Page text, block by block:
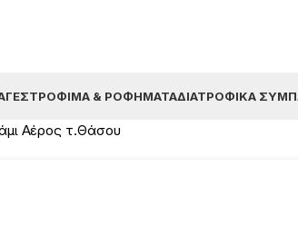
ΤΡΌΦΙΜΑ & ΡΟΦΉΜΑΤΑΔΙΑΤΡΟΦΙΚΆ
Αέρος τ.Θάσου